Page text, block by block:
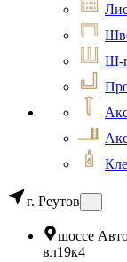
Ш-
г. Реутов
шоссе
вл19к4